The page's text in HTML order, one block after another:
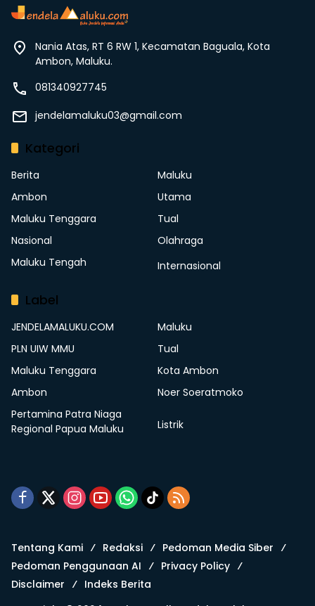
Nania Atas, RT 6 RW 1, Kecamatan Baguala, Kota
Ambon, Maluku.
081340927745
jendelamaluku03@gmail.com
Kategori
Berita
Maluku
Ambon
Utama
Maluku Tenggara
Tual
Nasional
Olahraga
Maluku Tengah
Internasional
Label
JENDELAMALUKU.COM
Maluku
PLN UIW MMU
Tual
Maluku Tenggara
Kota Ambon
Ambon
Noer Soeratmoko
Pertamina Patra Niaga
Regional Papua Maluku
Listrik
Tentang Kami Redaksi
Pedoman Media Siber
Pedoman Penggunaan AI
Privacy Policy
Disclaimer
Indeks Berita